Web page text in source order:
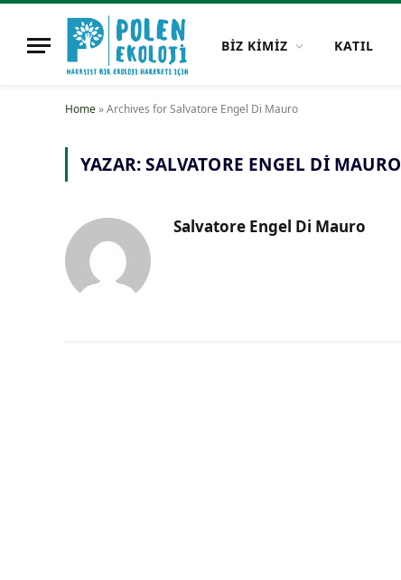
BİZ KİMİZ KATIL
Home»Archives for Salvatore Engel Di Mauro
YAZAR:SALVATORE ENGEL DI MAURO
Salvatore Engel Di Mauro